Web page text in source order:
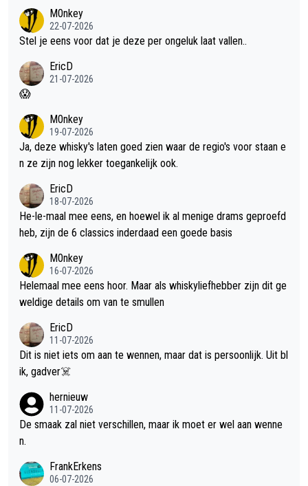
M0nkey
22-07-2026
Stel je eens voor dat je deze per ongeluk laat vallen..
EricD
21-07-2026
😱
M0nkey
19-07-2026
Ja, deze whisky's laten goed zien waar de regio's voor staan e
n ze zijn nog lekker toegankelijk ook.
EricD
18-07-2026
He-le-maal mee eens, en hoewel ik al menige drams geproefd
heb, zijn de 6 classics inderdaad een goede basis
M0nkey
16-07-2026
Helemaal mee eens hoor. Maar als whiskyliefhebber zijn dit ge
weldige details om van te smullen
EricD
11-07-2026
Dit is niet iets om aan te wennen, maar dat is persoonlijk. Uit bl
ik, gadver☠️
hernieuw
11-07-2026
De smaak zal niet verschillen, maar ik moet er wel aan wenne
n.
FrankErkens
06-07-2026